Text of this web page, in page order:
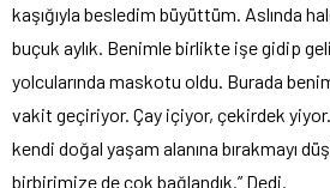
kaşığıyla besledim büyüttüm. Aslında
buçuk aylık. Benimle birlikte işe gidip
yolcularında maskotu oldu. Burada
vakit geçiriyor. Çay içiyor, çekirdek
kendi doğal yaşam alanına bırakmayı
birbirimize de çok bağlandık.” Dedi.